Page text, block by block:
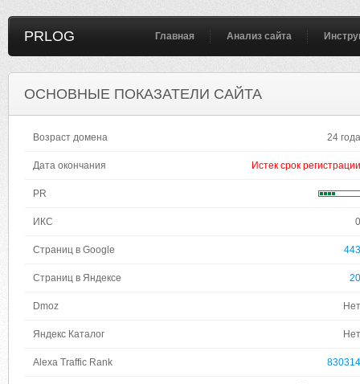
PRLOG Главная Анализ сайта
ОСНОВНЫЕ ПОКАЗАТЕЛИ САЙТА
Возраст домена 24 года
Дата окончания Истек срок регистрации
PR
ИКС 0
Страниц в Google 443
Страниц в Яндексе 20
Dmoz Нет
Яндекс Каталог Нет
Alexa Traffic Rank 830314